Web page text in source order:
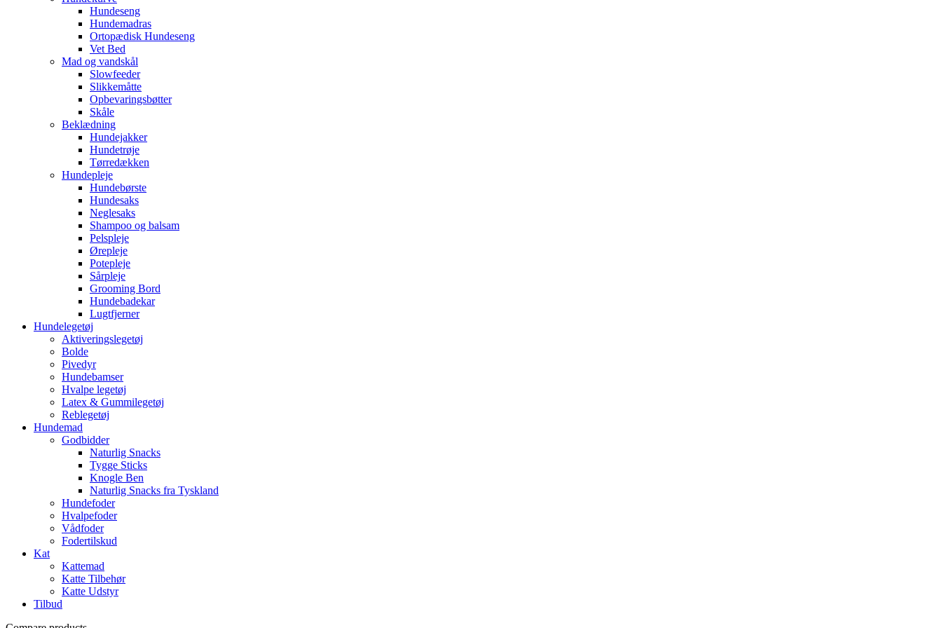
Hundeseng
Hundemadras
Ortopædisk Hundeseng
Vet Bed
Mad og vandskål
Slowfeeder
Slikkemåtte
Opbevaringsbøtter
Skåle
Beklædning
Hundejakker
Hundetrøje
Tørredækken
Hundepleje
Hundebørste
Hundesaks
Neglesaks
Shampoo og balsam
Pelspleje
Ørepleje
Potepleje
Sårpleje
Grooming Bord
Hundebadekar
Lugtfjerner
Hundelegetøj
Aktiveringslegetøj
Bolde
Pivedyr
Hundebamser
Hvalpe legetøj
Latex & Gummilegetøj
Reblegetøj
Hundemad
Godbidder
Naturlig Snacks
Tygge Sticks
Knogle Ben
Naturlig Snacks fra Tyskland
Hundefoder
Hvalpefoder
Vådfoder
Fodertilskud
Kat
Kattemad
Katte Tilbehør
Katte Udstyr
Tilbud